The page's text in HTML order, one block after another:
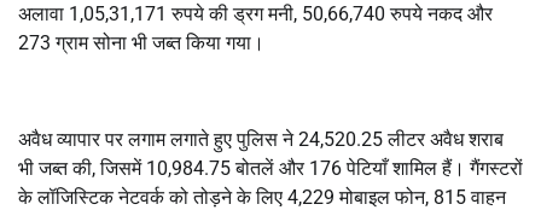
अलावा 1,05,31,171 रुपये की ड्रग मनी, 50,66,740 रुपये नकद और
273 ग्राम सोना भी जब्त किया गया।
अवैध व्यापार पर लगाम लगाते हुए पुलिस ने 24,520.25 लीटर अवैध शराब
भी जब्त की, जिसमें 10,984.75 बोतलें और 176 पेटियाँ शामिल हैं। गैंगस्टरों
के लॉजिस्टिक नेटवर्क को तोड़ने के लिए 4,229 मोबाइल फोन, 815 वाहन